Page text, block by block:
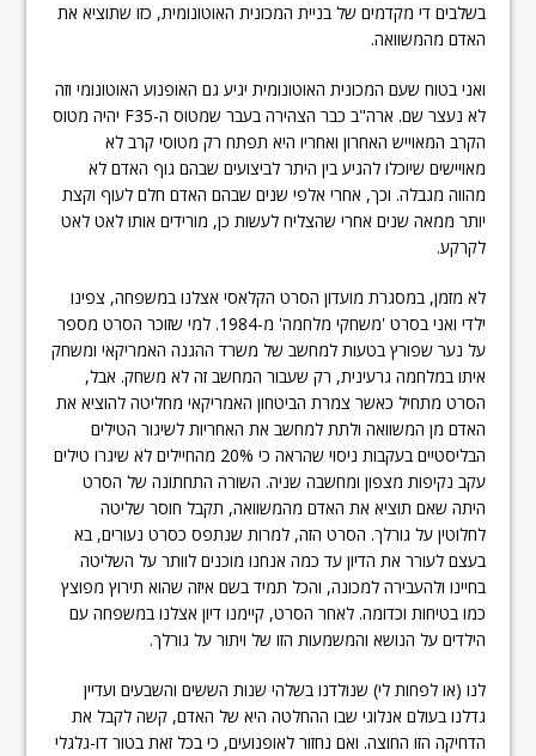
בשלבים די מקדמים של בניית המכונית האוטונומית, כזו שתוציא את
האדם מהמשוואה.
ואני בטוח שעם המכונית האוטונומית יגיע גם האופנוע האוטונומי וזה
לא נעצר שם. ארה"ב כבר הצהירה בעבר שמטוס ה-F35 יהיה מטוס
הקרב המאוייש האחרון ואחריו היא תפתח רק מטוסי קרב לא
מאויישים שיוכלו להגיע בין היתר לביצועים שבהם גוף האדם לא
מהווה מגבלה. וכך, אחרי אלפי שנים שבהם האדם חלם לעוף וקצת
יותר ממאה שנים אחרי שהצליח לעשות כן, מורידים אותו לאט לאט
לקרקע.
לא מזמן, במסגרת מועדון הסרט הקלאסי אצלנו במשפחה, צפינו
ילדי ואני בסרט 'משחקי מלחמה' מ-1984. למי שזוכר הסרט מספר
על נער שפורץ בטעות למחשב של משרד ההגנה האמריקאי ומשחק
איתו במלחמה גרעינית, רק שעבור המחשב זה לא משחק. אבל,
הסרט מתחיל כאשר צמרת הביטחון האמריקאי מחליטה להוציא את
האדם מן המשוואה ולתת למחשב את האחריות לשיגור הטילים
הבליסטיים בעקבות ניסוי שהראה כי 20% מהחיילים לא שיגרו טילים
עקב נקיפות מצפון ומחשבה שניה. השורה התחתונה של הסרט
היתה שאם תוציא את האדם מהמשוואה, תקבל חוסר שליטה
לחלוטין על גורלך. הסרט הזה, למרות שנתפס כסרט נעורים, בא
בעצם לעורר את הדיון עד כמה אנחנו מוכנים לוותר על השליטה
בחיינו ולהעבירה למכונה, והכל תמיד בשם איזה שהוא תירוץ מפוצץ
כמו בטיחות וכדומה. לאחר הסרט, קיימנו דיון אצלנו במשפחה עם
הילדים על הנושא והמשמעות הזו של ויתור על גורלך.
לנו (או לפחות לי) שנולדנו בשלהי שנות הששים והשבעים ועדיין
גדלנו בעולם אנלוגי שבו ההחלטה היא של האדם, קשה לקבל את
הדחיקה הזו החוצה. ואם נחזור לאופנועים, כי בכל זאת בטור דו-גלגלי